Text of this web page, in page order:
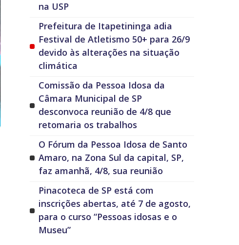
na USP
Prefeitura de Itapetininga adia
Festival de Atletismo 50+ para 26/9
devido às alterações na situação
climática
Comissão da Pessoa Idosa da
Câmara Municipal de SP
desconvoca reunião de 4/8 que
retomaria os trabalhos
O Fórum da Pessoa Idosa de Santo
Amaro, na Zona Sul da capital, SP,
faz amanhã, 4/8, sua reunião
Pinacoteca de SP está com
inscrições abertas, até 7 de agosto,
para o curso “Pessoas idosas e o
Museu”